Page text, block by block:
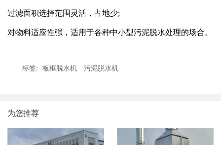
过滤面积选择范围灵活，占地少;
对物料适应性强，适用于各种中小型污泥脱水处理的场合。
标签: 板框脱水机 污泥脱水机
为您推荐